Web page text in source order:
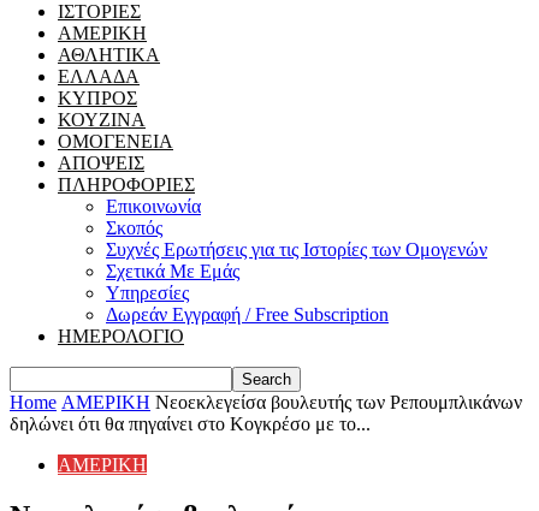
ΙΣΤΟΡΙΕΣ
ΑΜΕΡΙΚΗ
ΑΘΛΗΤΙΚΑ
ΕΛΛΑΔΑ
ΚΥΠΡΟΣ
ΚΟΥΖΙΝΑ
ΟΜΟΓΕΝΕΙΑ
ΑΠΟΨΕΙΣ
ΠΛΗΡΟΦΟΡΙΕΣ
Επικοινωνία
Σκοπός
Συχνές Ερωτήσεις για τις Ιστορίες των Ομογενών
Σχετικά Με Εμάς
Υπηρεσίες
Δωρεάν Εγγραφή / Free Subscription
ΗΜΕΡΟΛΟΓΙΟ
Home ΑΜΕΡΙΚΗ Νεοεκλεγείσα βουλευτής των Ρεπουμπλικάνων
δηλώνει ότι θα πηγαίνει στο Κογκρέσο με το...
ΑΜΕΡΙΚΗ